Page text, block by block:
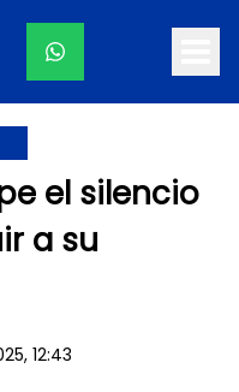
el silencio
a su
12:43